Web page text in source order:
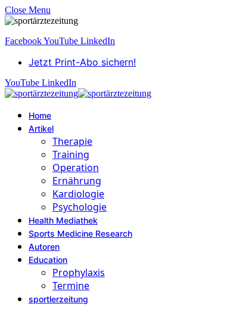
Close Menu
FacebookYouTube LinkedIn
Jetzt Print-Abo sichern!
YouTube LinkedIn
Home
Artikel
Therapie
Training
Operation
Ernährung
Kardiologie
Psychologie
Health Mediathek
Sports Medicine Research
Autoren
Education
Prophylaxis
Termine
sportlerzeitung